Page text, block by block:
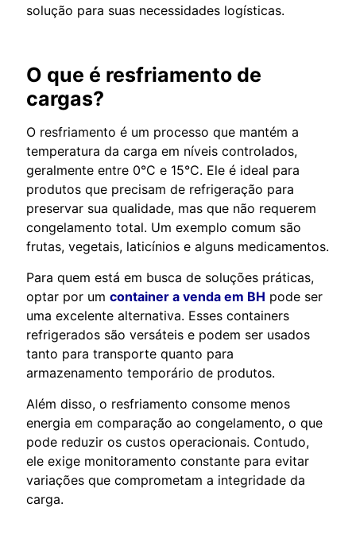
solução para suas necessidades logísticas.
O que é resfriamento de
cargas?
O resfriamento é um processo que mantém a
temperatura da carga em níveis controlados,
geralmente entre 0°C e 15°C. Ele é ideal para
produtos que precisam de refrigeração para
preservar sua qualidade, mas que não requerem
congelamento total. Um exemplo comum são
frutas, vegetais, laticínios e alguns medicamentos.
Para quem está em busca de soluções práticas,
optar por um container a venda em BH pode ser
uma excelente alternativa. Esses containers
refrigerados são versáteis e podem ser usados
tanto para transporte quanto para
armazenamento temporário de produtos.
Além disso, o resfriamento consome menos
energia em comparação ao congelamento, o que
pode reduzir os custos operacionais. Contudo,
ele exige monitoramento constante para evitar
variações que comprometam a integridade da
carga.